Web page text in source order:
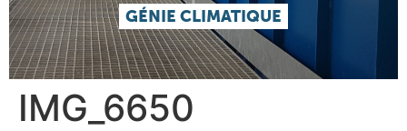
GÉNIE CLIMATIQUE
IMG_6650